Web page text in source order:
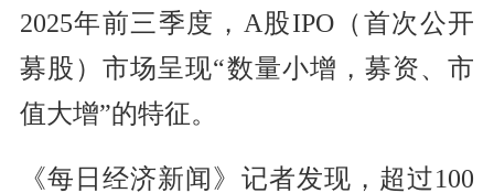
2025年前三季度，A股IPO（首次公开
募股）市场呈现“数量小增，募资、市
值大增”的特征。
《每日经济新闻》记者发现，超过100